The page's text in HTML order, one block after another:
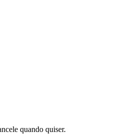
quando quiser.